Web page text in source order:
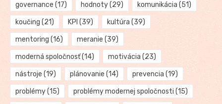
governance (17) hodnoty(29) komunikácia (51)
koučing (21) KPI (39) kultúra (39)
mentoring (16) meranie (39)
moderná spoločnosť(14) motivácia (23)
nástroje (19) plánovanie (14) prevencia (19)
problémy(15) problémy modernej spoločnosti (15)